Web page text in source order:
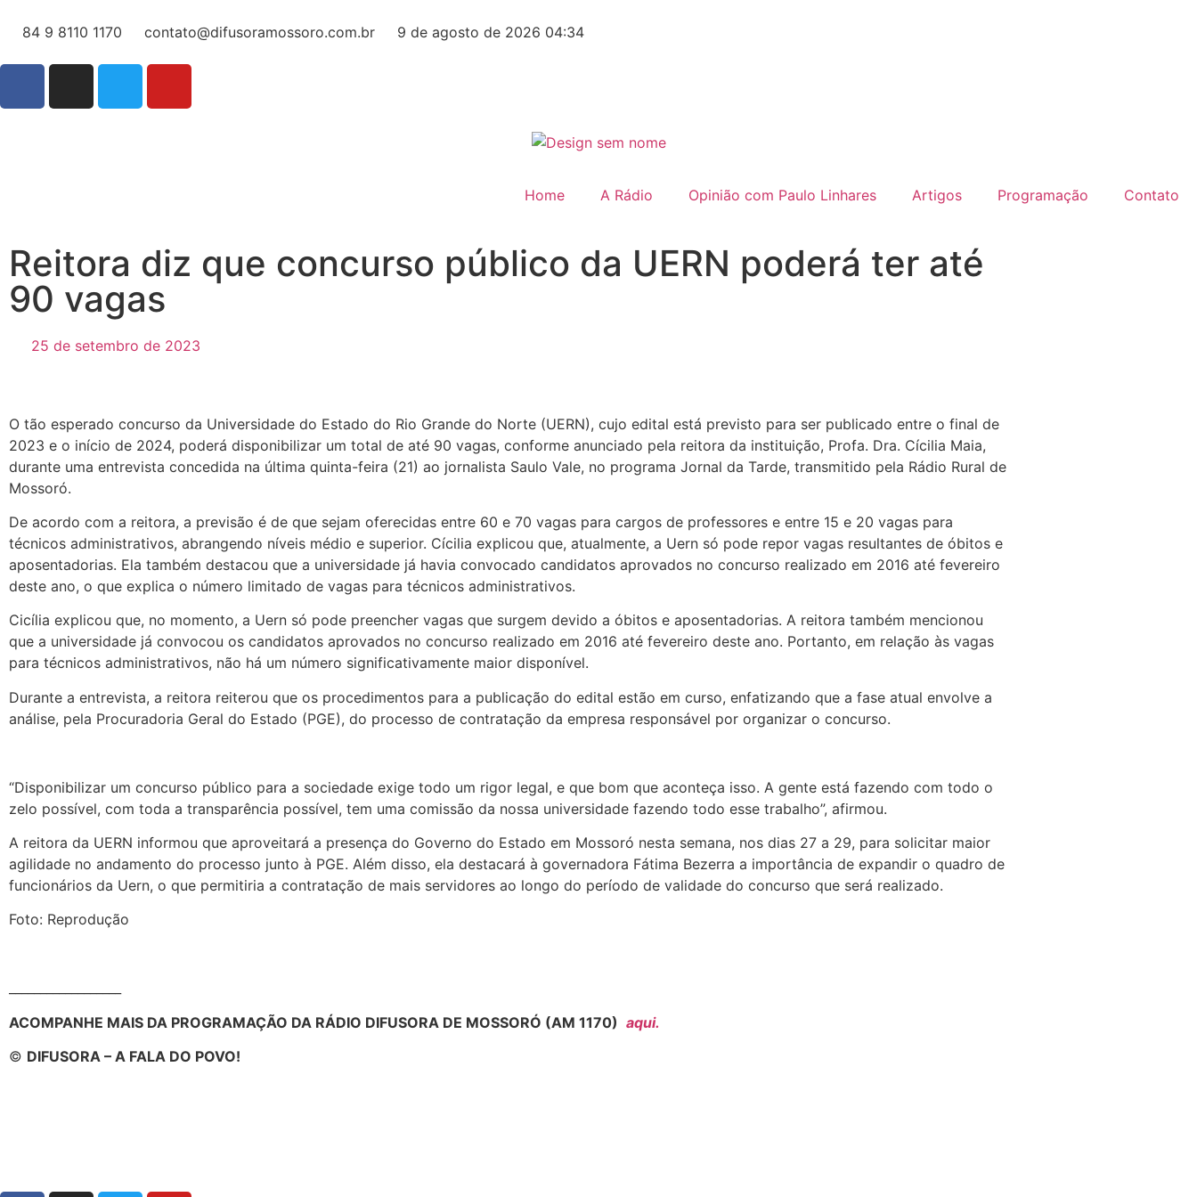
84 9 8110 1170 contato@difusoramossoro.com.br 9 de agosto de 2026 04:34
Home A Rádio Opinião com Paulo Linhares Artigos Programação Contato
Reitora diz que concurso público da UERN poderá ter até
90 vagas
25 de setembro de 2023
O tão esperado concurso da Universidade do Estado do Rio Grande do Norte (UERN), cujo edital está previsto para ser publicado entre o final de
2023 e o início de 2024, poderá disponibilizar um total de até 90 vagas, conforme anunciado pela reitora da instituição, Profa. Dra. Cícilia Maia,
durante uma entrevista concedida na última quinta-feira (21) ao jornalista Saulo Vale, no programa Jornal da Tarde, transmitido pela Rádio Rural de
Mossoró.
De acordo com a reitora, a previsão é de que sejam oferecidas entre 60 e 70 vagas para cargos de professores e entre 15 e 20 vagas para
técnicos administrativos, abrangendo níveis médio e superior. Cícilia explicou que, atualmente, a Uern só pode repor vagas resultantes de óbitos e
aposentadorias. Ela também destacou que a universidade já havia convocado candidatos aprovados no concurso realizado em 2016 até fevereiro
deste ano, o que explica o número limitado de vagas para técnicos administrativos.
Cicília explicou que, no momento, a Uern só pode preencher vagas que surgem devido a óbitos e aposentadorias. A reitora também mencionou
que a universidade já convocou os candidatos aprovados no concurso realizado em 2016 até fevereiro deste ano. Portanto, em relação às vagas
para técnicos administrativos, não há um número significativamente maior disponível.
Durante a entrevista, a reitora reiterou que os procedimentos para a publicação do edital estão em curso, enfatizando que a fase atual envolve a
análise, pela Procuradoria Geral do Estado (PGE), do processo de contratação da empresa responsável por organizar o concurso.
“Disponibilizar um concurso público para a sociedade exige todo um rigor legal, e que bom que aconteça isso. A gente está fazendo com todo o
zelo possível, com toda a transparência possível, tem uma comissão da nossa universidade fazendo todo esse trabalho”, afirmou.
A reitora da UERN informou que aproveitará a presença do Governo do Estado em Mossoró nesta semana, nos dias 27 a 29, para solicitar maior
agilidade no andamento do processo junto à PGE. Além disso, ela destacará à governadora Fátima Bezerra a importância de expandir o quadro de
funcionários da Uern, o que permitiria a contratação de mais servidores ao longo do período de validade do concurso que será realizado.
Foto: Reprodução
ACOMPANHE MAIS DA PROGRAMAÇÃO DA RÁDIO DIFUSORA DE MOSSORÓ (AM 1170) aqui.
© DIFUSORA – A FALA DO POVO!